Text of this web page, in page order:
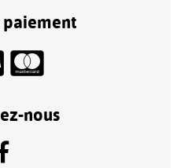
paiement
nous